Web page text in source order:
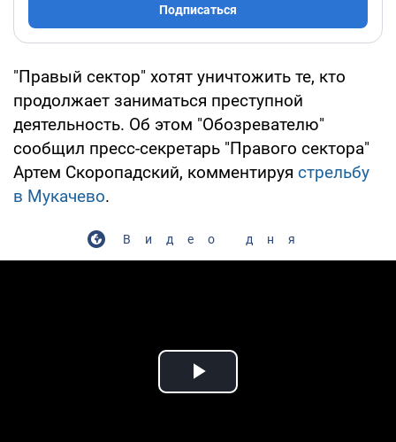
Подписаться
"Правый сектор" хотят уничтожить те, кто
продолжает заниматься преступной
деятельность. Об этом "Обозревателю"
сообщил пресс-секретарь "Правого сектора"
Артем Скоропадский, комментируя стрельбу
в Мукачево.
Видео дня
Play Video